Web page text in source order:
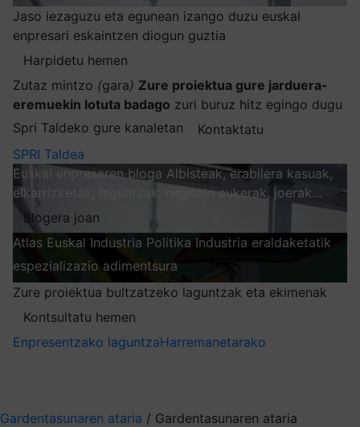
Jaso iezaguzu eta egunean izango duzu euskal
enpresari eskaintzen diogun guztia
Harpidetu hemen
Zutaz mintzo (gara) Zure proiektua gure jarduera-
eremuekin lotuta badago zuri buruz hitz egingo dugu
Spri Taldeko gure kanaletan
Kontaktatu
SPRI Taldea
Euskal enpresaren bloga Albisteak, erabilera kasuak,
elkarrizketak, laguntzak, negozio aukerak, joerak…
Blogera joan
Atlas Euskal Industria Politika Industria eraldaketatik
espezializazio adimentsura
Zure proiektua bultzatzeko laguntzak eta ekimenak
Kontsultatu hemen
Enpresentzako laguntzaHarremanetarako
Gardentasunaren ataria / Gardentasunaren ataria